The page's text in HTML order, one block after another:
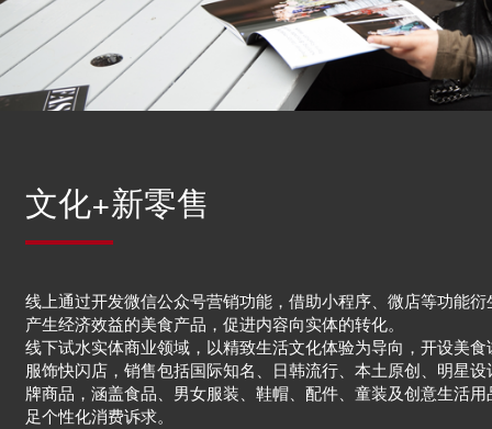
文化+新零售
线上通过开发微信公众号营销功能，借助小程序、微店等功能衍
产生经济效益的美食产品，促进内容向实体的转化。
线下试水实体商业领域，以精致生活文化体验为导向，开设美食
服饰快闪店，销售包括国际知名、日韩流行、本土原创、明星设
牌商品，涵盖食品、男女服装、鞋帽、配件、童装及创意生活用
足个性化消费诉求。